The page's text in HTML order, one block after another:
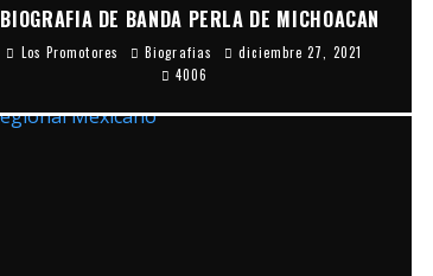
BIOGRAFIA DE BANDA PERLA DE MICHOACAN
Los Promotores Biografias
diciembre 27, 2021
4006